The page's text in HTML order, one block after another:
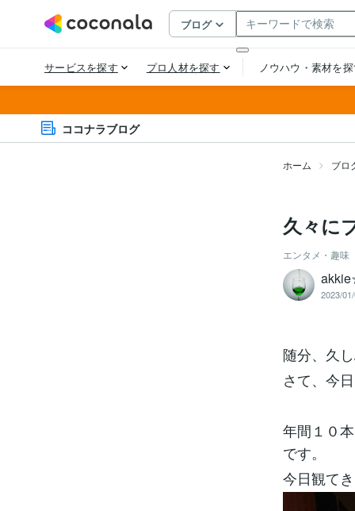
ココナラブログ
ホーム ブロ
久々に
エンタメ・趣味
2023/
随分、久
さて、今
年間１０
です。
今日観て